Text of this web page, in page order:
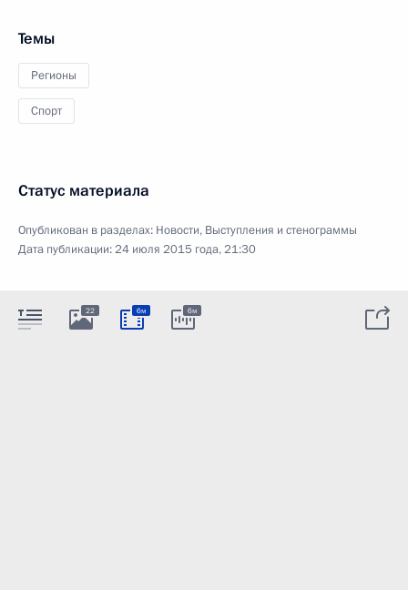
Темы
Регионы
Спорт
Статус материала
Опубликован в разделах: Новости, Выступления и стенограммы
Дата публикации:24 июля 2015 года, 21:30
22 6м 6м